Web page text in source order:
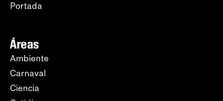
Portada
Áreas
Ambiente
Carnaval
Ciencia